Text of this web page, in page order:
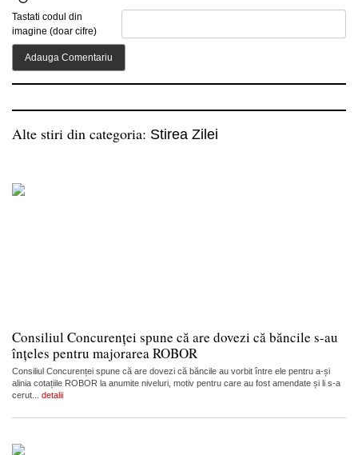
Tastati codul din
imagine (doar cifre)
Alte stiri din categoria: Stirea Zilei
Consiliul Concurenței spune că are dovezi că băncile s-au
înțeles pentru majorarea ROBOR
Consiliul Concurenței spune că are dovezi că băncile au vorbit între ele pentru a-și
alinia cotațiile ROBOR la anumite niveluri, motiv pentru care au fost amendate și li s-a
cerut... detalii